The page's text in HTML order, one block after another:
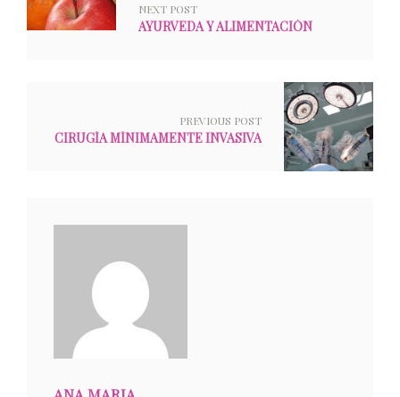
NEXT POST
AYURVEDA Y ALIMENTACIÓN
PREVIOUS POST
CIRUGÍA MÍNIMAMENTE INVASIVA